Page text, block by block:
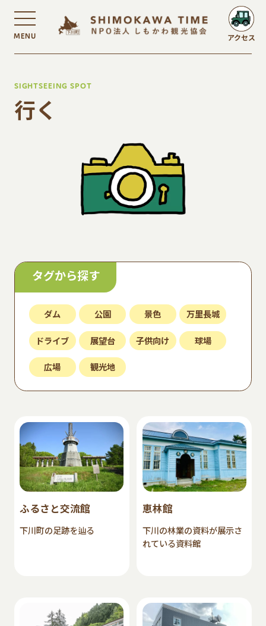
MENU アクセス
SIGHTSEEING SPOT
行く
タグから探す
ダム 公園 景色 万里長城
ドライブ 展望台 子供向け 球場
広場 観光地
ふるさと交流館
下川町の足跡を辿る
恵林館
下川の林業の資料が展示さ
れている資料館